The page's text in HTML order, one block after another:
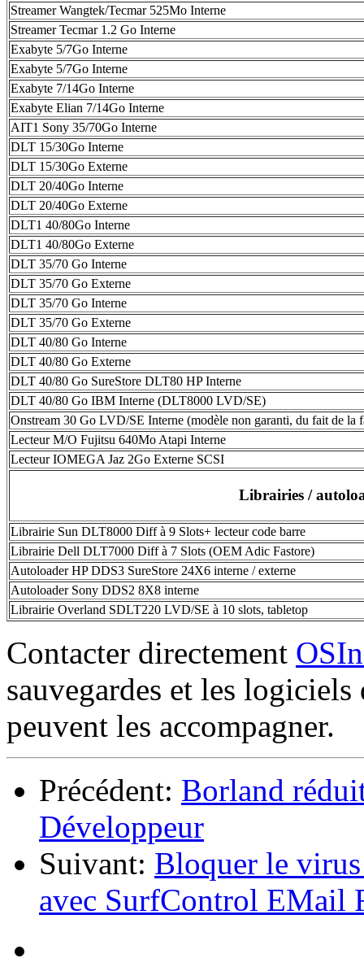
Streamer Wangtek/Tecmar 525Mo Interne
Streamer Tecmar 1.2 Go Interne
Exabyte 5/7Go Interne
Exabyte 5/7Go Interne
Exabyte 7/14Go Interne
Exabyte Elian 7/14Go Interne
AIT1 Sony 35/70Go Interne
DLT 15/30Go Interne
DLT 15/30Go Externe
DLT 20/40Go Interne
DLT 20/40Go Externe
DLT1 40/80Go Interne
DLT1 40/80Go Externe
DLT 35/70 Go Interne
DLT 35/70 Go Externe
DLT 35/70 Go Interne
DLT 35/70 Go Externe
DLT 40/80 Go Interne
DLT 40/80 Go Externe
DLT 40/80 Go SureStore DLT80 HP Interne
DLT 40/80 Go IBM Interne (DLT8000 LVD/SE)
Onstream 30 Go LVD/SE Interne (modèle non garanti, du fait de la
Lecteur M/O Fujitsu 640Mo Atapi Interne
Lecteur IOMEGA Jaz 2Go Externe SCSI
Librairies /
Librairie Sun DLT8000 Diff à 9 Slots+ lecteur code barre
Librairie Dell DLT7000 Diff à 7 Slots (OEM Adic Fastore)
Autoloader HP DDS3 SureStore 24X6 interne / externe
Autoloader Sony DDS2 8X8 interne
Librairie Overland SDLT220 LVD/SE à 10 slots, tabletop
Contacter directement
sauvegardes et les
peuvent les accompagner.
Précédent: Borland
Développeur
Suivant: Bloquer le
avec SurfControl EMail